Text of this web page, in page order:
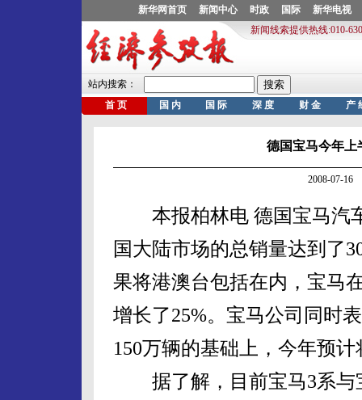
德国宝马今年上
2008-07-16
本报柏林电 德国宝马汽
国大陆市场的总销量达到了
果将港澳台包括在内，宝马
增长了25%。宝马公司同时
150万辆的基础上，今年预
据了解，目前宝马3系与